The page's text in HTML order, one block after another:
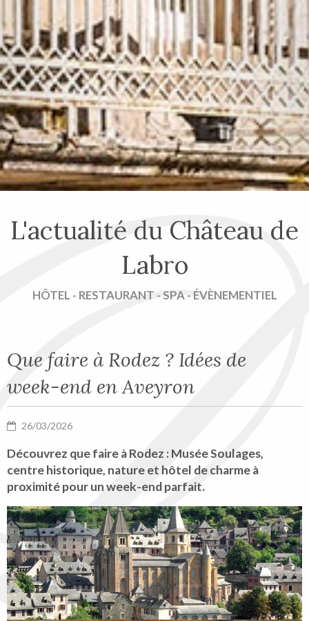
L'actualité du Château de
Labro
HÔTEL - RESTAURANT - SPA - ÉVÈNEMENTIEL
Que faire à Rodez ? Idées de
week-end en Aveyron
26/03/2026
Découvrez que faire à Rodez : Musée Soulages,
centre historique, nature et hôtel de charme à
proximité pour un week-end parfait.